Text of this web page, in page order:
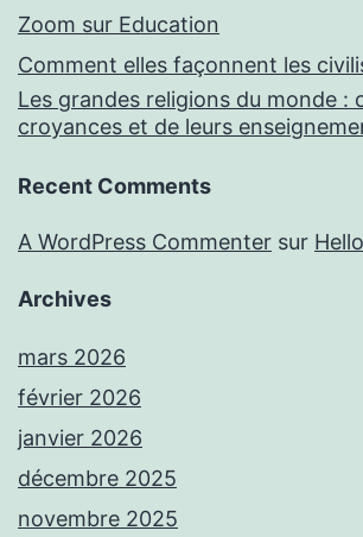
Zoom sur Education
Comment elles façonnent les
Les grandes religions du monde :
croyances et de leurs
Recent Comments
A WordPress Commenter sur
Archives
mars 2026
février 2026
janvier 2026
décembre 2025
novembre 2025